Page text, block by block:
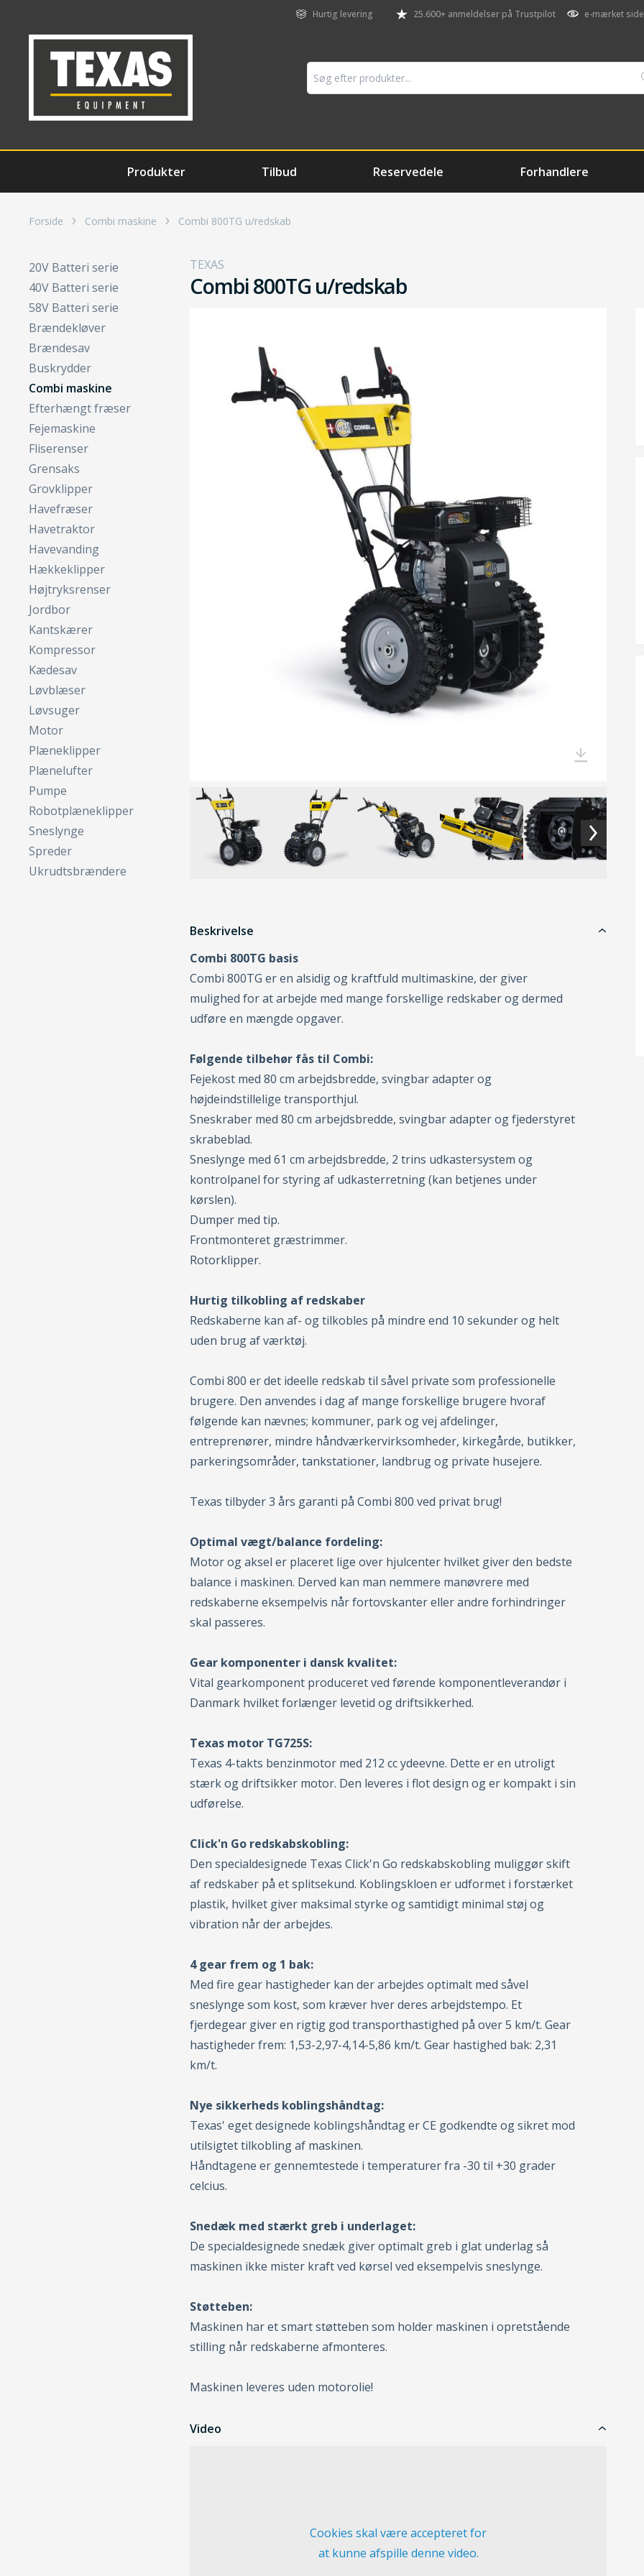
Hurtig levering 25.600+ anmeldelser på Trustpilot e-mærket
Produkter Tilbud Reservedele Forhandlere
Forside Combi maskine Combi 800TG u/redskab
20V Batteri serie
40V Batteri serie
58V Batteri serie
Brændekløver
Brændesav
Buskrydder
Combi maskine
Efterhængt fræser
Fejemaskine
Fliserenser
Grensaks
Grovklipper
Havefræser
Havetraktor
Havevanding
Hækkeklipper
Højtryksrenser
Jordbor
Kantskærer
Kompressor
Kædesav
Løvblæser
Løvsuger
Motor
Plæneklipper
Plænelufter
Pumpe
Robotplæneklipper
Sneslynge
Spreder
Ukrudtsbrændere
TEXAS
Combi 800TG u/redskab
Beskrivelse
Combi 800TG basis
Combi 800TG er en alsidig og kraftfuld multimaskine, der giver
mulighed for at arbejde med mange forskellige redskaber og dermed
udføre en mængde opgaver.
Følgende tilbehør fås til Combi:
Fejekost med 80 cm arbejdsbredde, svingbar adapter og
højdeindstillelige transporthjul.
Sneskraber med 80 cm arbejdsbredde, svingbar adapter og fjederstyret
skrabeblad.
Sneslynge med 61 cm arbejdsbredde, 2 trins udkastersystem og
kontrolpanel for styring af udkasterretning (kan betjenes under
kørslen).
Dumper med tip.
Frontmonteret græstrimmer.
Rotorklipper.
Hurtig tilkobling af redskaber
Redskaberne kan af- og tilkobles på mindre end 10 sekunder og helt
uden brug af værktøj.
Combi 800 er det ideelle redskab til såvel private som professionelle
brugere. Den anvendes i dag af mange forskellige brugere hvoraf
følgende kan nævnes; kommuner, park og vej afdelinger,
entreprenører, mindre håndværkervirksomheder, kirkegårde, butikker,
parkeringsområder, tankstationer, landbrug og private husejere.
Texas tilbyder 3 års garanti på Combi 800 ved privat brug!
Optimal vægt/balance fordeling:
Motor og aksel er placeret lige over hjulcenter hvilket giver den bedste
balance i maskinen. Derved kan man nemmere manøvrere med
redskaberne eksempelvis når fortovskanter eller andre forhindringer
skal passeres.
Gear komponenter i dansk kvalitet:
Vital gearkomponent produceret ved førende komponentleverandør i
Danmark hvilket forlænger levetid og driftsikkerhed.
Texas motor TG725S:
Texas 4-takts benzinmotor med 212 cc ydeevne. Dette er en utroligt
stærk og driftsikker motor. Den leveres i flot design og er kompakt i sin
udførelse.
Click'n Go redskabskobling:
Den specialdesignede Texas Click'n Go redskabskobling muliggør skift
af redskaber på et splitsekund. Koblingskloen er udformet i forstærket
plastik, hvilket giver maksimal styrke og samtidigt minimal støj og
vibration når der arbejdes.
4 gear frem og 1 bak:
Med fire gear hastigheder kan der arbejdes optimalt med såvel
sneslynge som kost, som kræver hver deres arbejdstempo. Et
fjerdegear giver en rigtig god transporthastighed på over 5 km/t. Gear
hastigheder frem: 1,53-2,97-4,14-5,86 km/t. Gear hastighed bak: 2,31
km/t.
Nye sikkerheds koblingshåndtag:
Texas' eget designede koblingshåndtag er CE godkendte og sikret mod
utilsigtet tilkobling af maskinen.
Håndtagene er gennemtestede i temperaturer fra -30 til +30 grader
celcius.
Snedæk med stærkt greb i underlaget:
De specialdesignede snedæk giver optimalt greb i glat underlag så
maskinen ikke mister kraft ved kørsel ved eksempelvis sneslynge.
Støtteben:
Maskinen har et smart støtteben som holder maskinen i opretstående
stilling når redskaberne afmonteres.
Maskinen leveres uden motorolie!
Video
Cookies skal være accepteret for
at kunne afspille denne video.